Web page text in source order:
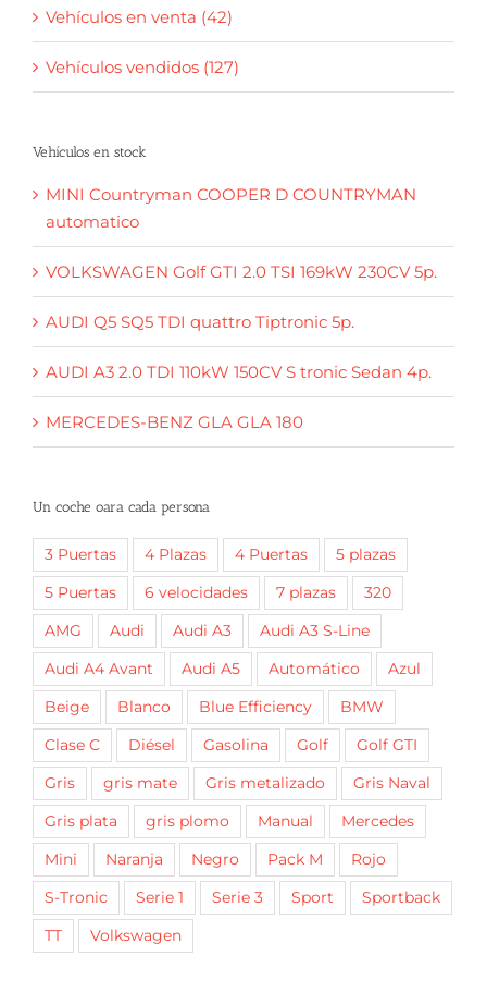
Vehículos en venta (42)
Vehículos vendidos (127)
Vehículos en stock
MINI Countryman COOPER D COUNTRYMAN
automatico
VOLKSWAGEN Golf GTI 2.0 TSI 169kW 230CV 5p.
AUDI Q5 SQ5 TDI quattro Tiptronic 5p.
AUDI A3 2.0 TDI 110kW 150CV S tronic Sedan 4p.
MERCEDES-BENZ GLA GLA 180
Un coche oara cada persona
3 Puertas 4 Plazas 4 Puertas 5 plazas
5 Puertas 6 velocidades 7 plazas 320
AMG Audi Audi A3 Audi A3 S-Line
Audi A4 Avant Audi A5 Automático Azul
Beige Blanco Blue Efficiency BMW
Clase C Diésel Gasolina Golf Golf GTI
Gris gris mate Gris metalizado Gris Naval
Gris plata gris plomo Manual Mercedes
Mini Naranja Negro Pack M Rojo
S-Tronic Serie 1 Serie 3 Sport Sportback
TT Volkswagen